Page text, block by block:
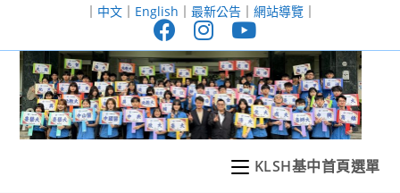
至
｜ 中文｜ English ｜ 最新公告｜ 網站導覽｜
KLSH基中首頁選單